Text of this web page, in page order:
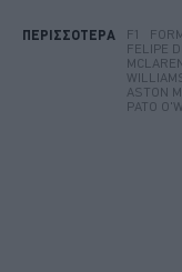
ΠΕΡΙΣΣΟΤΕΡΑ F1
FELIPE
ASTON
PATO